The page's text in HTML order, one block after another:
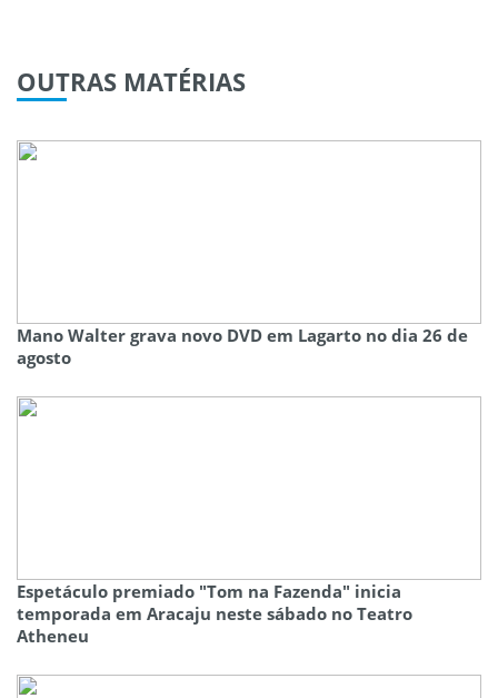
OUTRAS MATÉRIAS
Mano Walter grava novo DVD em Lagarto no dia 26 de
agosto
Espetáculo premiado "Tom na Fazenda" inicia
temporada em Aracaju neste sábado no Teatro
Atheneu